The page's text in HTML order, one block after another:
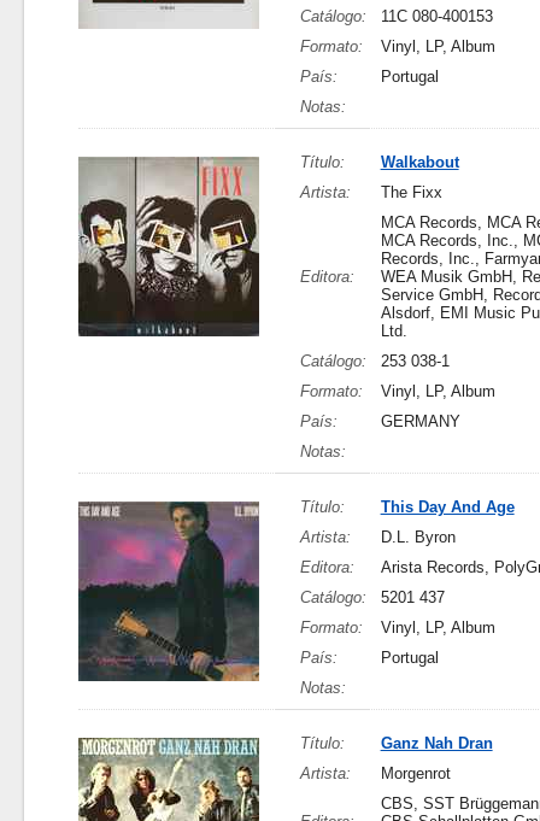
Catálogo:
11C 080-400153
Formato:
Vinyl, LP, Album
País:
Portugal
Notas:
Título:
Walkabout
Artista:
The Fixx
Editora:
MCA Records, MCA
MCA Records, Inc.,
Records, Inc.,
WEA Musik GmbH,
Service GmbH,
Alsdorf, EMI Music
Ltd.
Catálogo:
253 038-1
Formato:
Vinyl, LP, Album
País:
GERMANY
Notas:
Título:
This Day And Age
Artista:
D.L. Byron
Editora:
Arista Records,
Catálogo:
5201 437
Formato:
Vinyl, LP, Album
País:
Portugal
Notas:
Título:
Ganz Nah Dran
Artista:
Morgenrot
CBS, SST